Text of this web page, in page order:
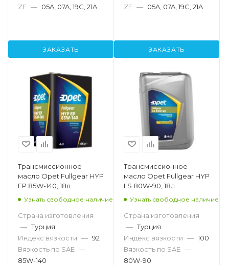
ZF — 05A, 07A, 19C, 21A
ЗАКАЗАТЬ
ZF — 05A, 07A, 19C, 21A
ЗАКАЗАТЬ
Трансмиссионное
масло Opet Fullgear HYP
EP 85W-140, 18л
Узнать свободное наличие
Страна изготовления
— Турция
Индекс вязкости — 92
Вязкость по SAE —
85W-140
Трансмиссионное
масло Opet Fullgear HYP
LS 80W-90, 18л
Узнать свободное наличие
Страна изготовления
— Турция
Индекс вязкости — 100
Вязкость по SAE —
80W-90